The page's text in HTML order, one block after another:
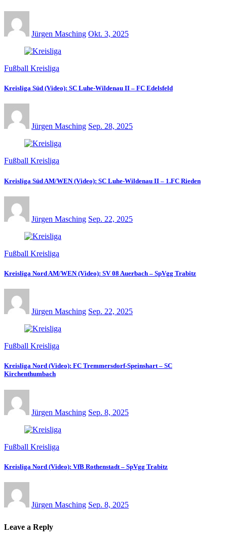
Jürgen Masching Okt. 3, 2025
Fußball Kreisliga
Kreisliga Süd (Video): SC Luhe-Wildenau II – FC Edelsfeld
Jürgen Masching Sep. 28, 2025
Fußball Kreisliga
Kreisliga Süd AM/WEN (Video): SC Luhe-Wildenau II – 1.FC Rieden
Jürgen Masching Sep. 22, 2025
Fußball Kreisliga
Kreisliga Nord AM/WEN (Video): SV 08 Auerbach – SpVgg Trabitz
Jürgen Masching Sep. 22, 2025
Fußball Kreisliga
Kreisliga Nord (Video): FC Tremmersdorf-Speinshart – SC
Kirchenthumbach
Jürgen Masching Sep. 8, 2025
Fußball Kreisliga
Kreisliga Nord (Video): VfB Rothenstadt – SpVgg Trabitz
Jürgen Masching Sep. 8, 2025
Leave a Reply